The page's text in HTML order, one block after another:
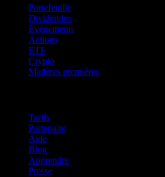
Portefeuille
Dividendes
Événements
Actions
ETF
Crypto
Matières premières
Tarifs
Partenaire
Aide
Blog
Apprendre
Presse